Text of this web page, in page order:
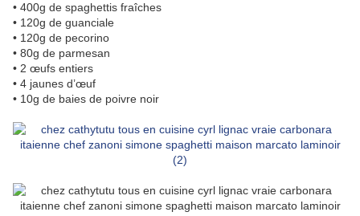
• 400g de spaghettis fraîches
• 120g de guanciale
• 120g de pecorino
• 80g de parmesan
• 2 œufs entiers
• 4 jaunes d’œuf
• 10g de baies de poivre noir